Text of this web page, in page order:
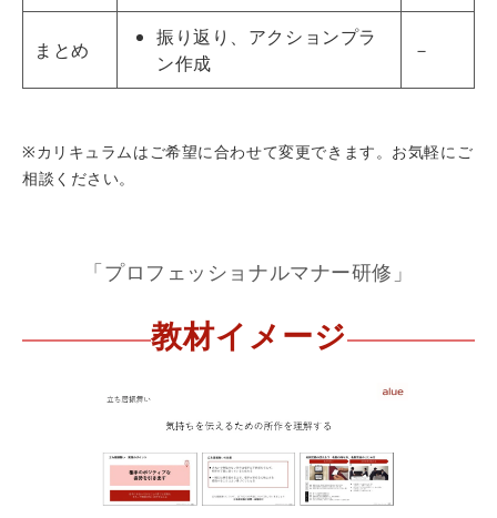
まとめ
振り返り、アクションプラ
ン作成
－
※カリキュラムはご希望に合わせて変更できます。お気軽にご
相談ください。
「プロフェッショナルマナー研修」
教材イメージ